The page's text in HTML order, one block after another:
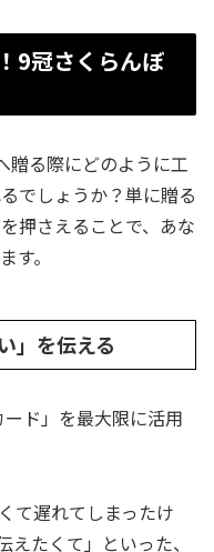
9冠さくらんぼ
贈る際にどのように工
でしょうか？単に贈る
押さえることで、あな
す。
」を伝える
ド」を最大限に活用
くて遅れてしまったけ
えたくて」といった、